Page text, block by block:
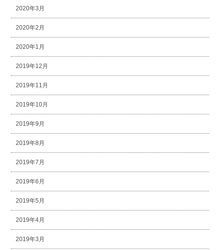
2020年3月
2020年2月
2020年1月
2019年12月
2019年11月
2019年10月
2019年9月
2019年8月
2019年7月
2019年6月
2019年5月
2019年4月
2019年3月